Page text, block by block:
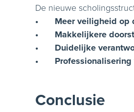
De nieuwe
•
Meer veiligheid op
•
Makkelijkere
•
Duidelijke
•
Conclusie